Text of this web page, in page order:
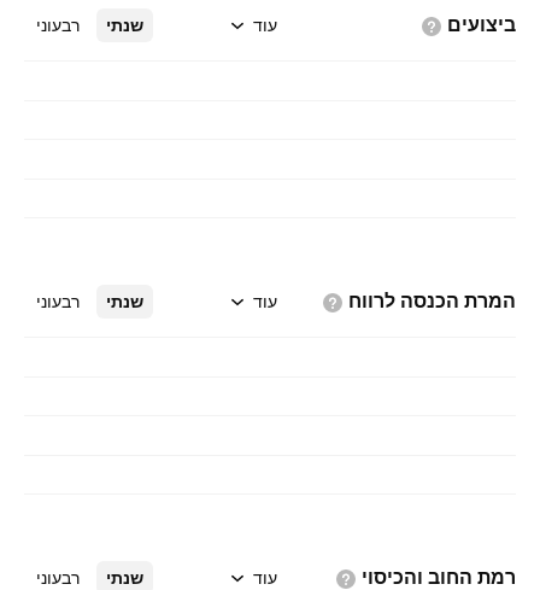
ביצועים שנתי רבעוני עוד
המרת הכנסה לרווח שנתי רבעוני עוד
רמת החוב והכיסוי שנתי רבעוני עוד